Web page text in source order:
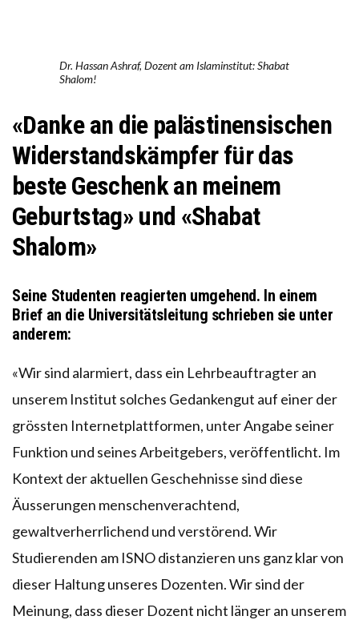
Dr. Hassan Ashraf, Dozent am Islaminstitut: Shabat
Shalom!
«Danke an die palästinensischen
Widerstandskämpfer für das
beste Geschenk an meinem
Geburtstag» und «Shabat
Shalom»
Seine Studenten reagierten umgehend. In einem
Brief an die Universitätsleitung schrieben sie unter
anderem:
«Wir sind alarmiert, dass ein Lehrbeauftragter an
unserem Institut solches Gedankengut auf einer der
grössten Internetplattformen, unter Angabe seiner
Funktion und seines Arbeitgebers, veröffentlicht. Im
Kontext der aktuellen Geschehnisse sind diese
Äusserungen menschenverachtend,
gewaltverherrlichend und verstörend. Wir
Studierenden am ISNO distanzieren uns ganz klar von
dieser Haltung unseres Dozenten. Wir sind der
Meinung, dass dieser Dozent nicht länger an unserem